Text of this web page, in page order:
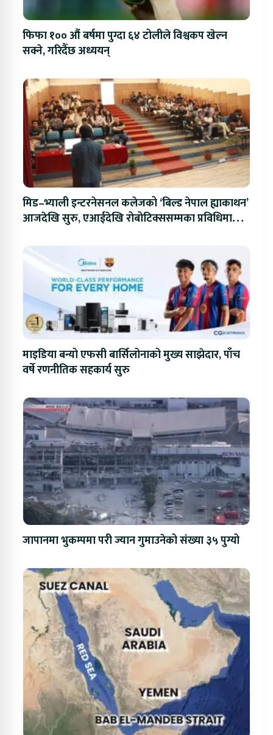
फिफा १०० औं बर्षमा पुग्दा ६४ टोलीले विश्वकप खेल्न
सक्ने, गरिदैँछ अध्ययन्
मिड–भ्याली इन्टरनेसनल कलेजको ‘बिल्ड नेपाल ह्याकाथन’
आजदेखि सुरु, एआईदेखि रोबोटिक्ससम्मका प्रविधिमा
माइडिया बन्यो एफसी बार्सिलोनाको मुख्य साझेदार, पाँच
वर्षे रणनीतिक सहकार्य सुरु
जापानमा भुकम्पमा परी ज्यान गुमाउनेको संख्या ३५ पुग्यो